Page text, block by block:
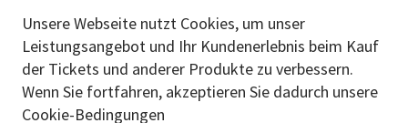
ZAHLUNGSMETHODEN
Unsere Webseite nutzt Cookies, um unser
Leistungsangebot und Ihr Kundenerlebnis beim Kauf
der Tickets und anderer Produkte zu verbessern.
Wenn Sie fortfahren, akzeptieren Sie dadurch unsere
Cookie-Bedingungen